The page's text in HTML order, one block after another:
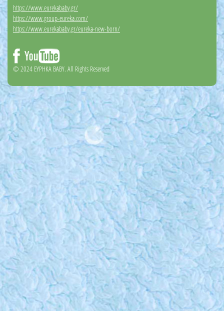
https://www.eurekababy.gr/
https://www.group-eureka.com/
https://www.eurekababy.gr/eureka-new-born/
© 2024 EYΡΗΚΑ BABY. All Rights Reserved